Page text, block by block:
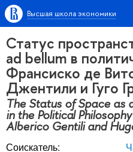
Высшая школа экономики
Статус
ad bellum в
Франсиско де
Джентили и Гуго
The Status of Space as
in the Political
Alberico Gentili and
Соискатель: